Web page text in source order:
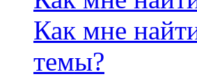
Как мне
темы?